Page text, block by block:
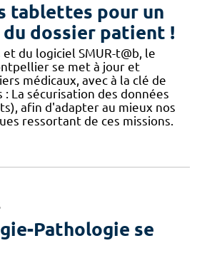
tablettes pour un
dossier patient !
du logiciel SMUR-t@b, le
se met à jour et
médicaux, avec à la clé de
​​La sécurisation des données
afin d'adapter au mieux nos
ressortant de ces missions.​​
Pathologie se